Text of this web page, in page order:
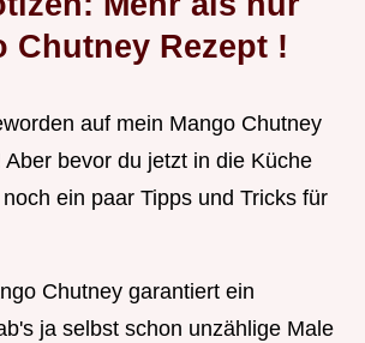
Chutney Rezept !
auf mein Mango Chutney
bevor du jetzt in die Küche
ein paar Tipps und Tricks für
Chutney garantiert ein
ja selbst schon unzählige Male